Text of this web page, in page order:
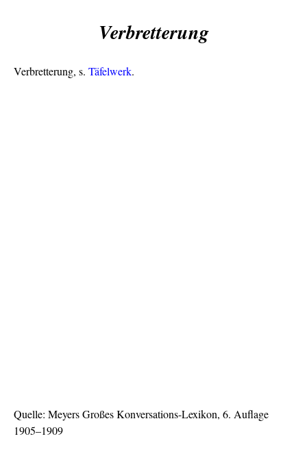
Verbretterung
Verbretterung, s. Täfelwerk.
Quelle: Meyers Großes Konversations-Lexikon, 6. Auflage
1905–1909